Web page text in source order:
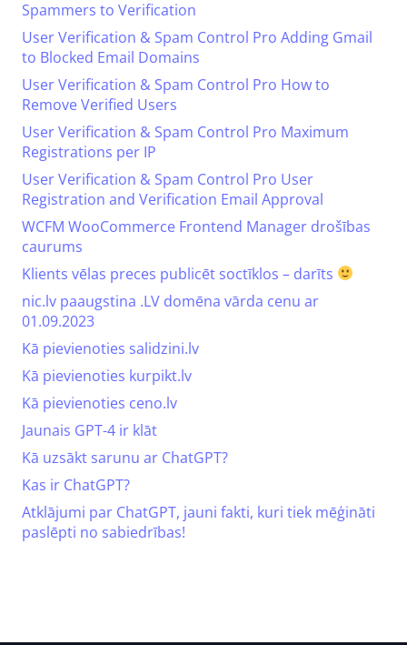
Spammers to Verification
User Verification & Spam Control Pro Adding Gmail
to Blocked Email Domains
User Verification & Spam Control Pro How to
Remove Verified Users
User Verification & Spam Control Pro Maximum
Registrations per IP
User Verification & Spam Control Pro User
Registration and Verification Email Approval
WCFM WooCommerce Frontend Manager drošības
caurums
Klients vēlas preces publicēt soctīklos – darīts
nic.lv paaugstina .LV domēna vārda cenu ar
01.09.2023
Kā pievienoties salidzini.lv
Kā pievienoties kurpikt.lv
Kā pievienoties ceno.lv
Jaunais GPT-4 ir klāt
Kā uzsākt sarunu ar ChatGPT?
Kas ir ChatGPT?
Atklājumi par ChatGPT, jauni fakti, kuri tiek mēģināti
paslēpti no sabiedrības!